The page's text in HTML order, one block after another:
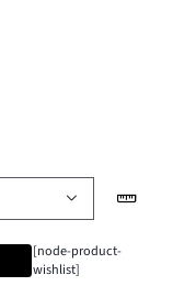
[node-product-
wishlist]